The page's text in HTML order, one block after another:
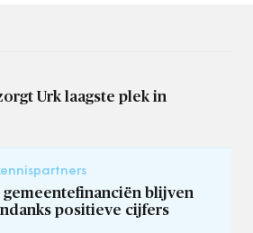
Urk laagste plek in
blijven
positieve cijfers